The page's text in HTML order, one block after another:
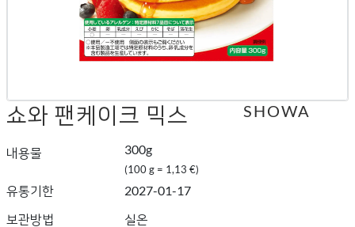
쇼와 팬케이크 믹스
내용물 300g
(100 g = 1,13 €)
유통기한
2027-01-17
보관방법
실온
SHOWA